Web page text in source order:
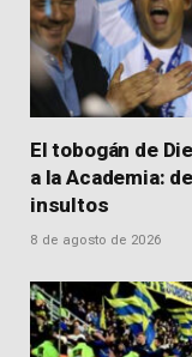
El tobogán de
a la Academia:
insultos
8 de agosto de 2026